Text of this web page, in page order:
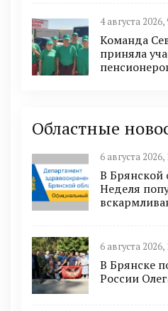
4 августа 2026,
Команда
приняла
Областные
6 августа 2026,
В Брянской
Неделя
6 августа 2026,
В Брянске
России